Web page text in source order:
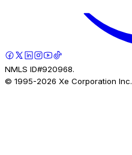
NMLS ID#920968.
© 1995-2026 Xe Corporation Inc.